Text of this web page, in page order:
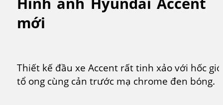
mới
Thiết kế đầu xe Accent rất tinh xảo với hốc
tổ ong cùng cản trước mạ chrome đen bóng.